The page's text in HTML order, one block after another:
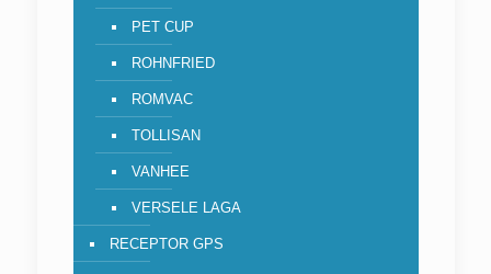
PET CUP
ROHNFRIED
ROMVAC
TOLLISAN
VANHEE
VERSELE LAGA
RECEPTOR GPS